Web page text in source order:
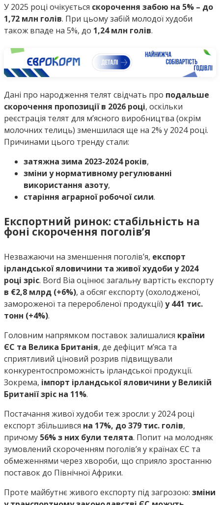
У 2025 році очікується скорочення забою на 5% – до
1,72 млн голів. При цьому забій молодої худоби
також впаде на 5%, до 1,24 млн голів.
Дані про народження телят свідчать про подальше
скорочення пропозиції в 2026 році, оскільки
реєстрація телят для м’ясного виробництва (окрім
молочних телиць) зменшилася ще на 2% у 2024 році.
Причинами цього тренду стали:
затяжна зима 2023-2024 років,
зміни у нормативному регулюванні
використання азоту,
старіння аграрної робочої сили.
Експортний ринок: стабільність на
фоні скорочення поголів’я
Незважаючи на зменшення поголів’я, експорт
ірландської яловичини та живої худоби у 2024
році зріс. Bord Bia оцінює загальну вартість експорту
в €2,8 млрд (+6%), а обсяг експорту (охолодженої,
замороженої та переробленої продукції) у 441 тис.
тонн (+4%).
Головним напрямком поставок залишалися країни
ЄС та Велика Британія, де дефіцит м’яса та
сприятливий ціновий розрив підвищували
конкурентоспроможність ірландської продукції.
Зокрема, імпорт ірландської яловичини у Великій
Британії зріс на 11%.
Постачання живої худоби теж зросли: у 2024 році
експорт збільшився на 17%, до 379 тис. голів,
причому 56% з них були телята. Попит на молодняк
зумовлений скороченням поголів’я у країнах ЄС та
обмеженнями через хвороби, що сприяло зростанню
поставок до Північної Африки.
Проте майбутнє живого експорту під загрозою: зміни